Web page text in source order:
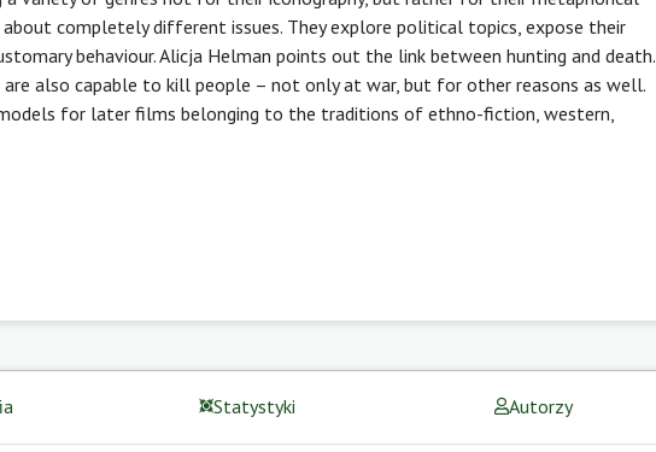
completely different issues. They explore political topics, expose their
behaviour. Alicja Helman points out the link between hunting and death.
also capable to kill people – not only at war, but for other reasons as well.
for later films belonging to the traditions of ethno-fiction, western,
Statystyki Autorzy